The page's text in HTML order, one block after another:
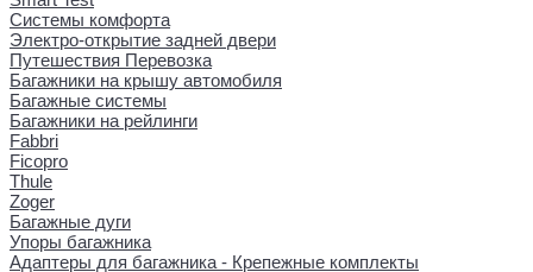
Системы комфорта
Электро-открытие задней двери
Путешествия Перевозка
Багажники на крышу автомобиля
Багажные системы
Багажники на рейлинги
Fabbri
Ficopro
Thule
Zoger
Багажные дуги
Упоры багажника
Адаптеры для багажника - Крепежные комплекты